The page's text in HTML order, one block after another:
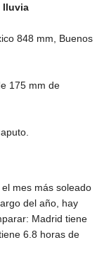
lluvia
848 mm , Buenos
175 mm de
el mes más soleado
largo del año, hay
Madrid tiene
6.8 horas de